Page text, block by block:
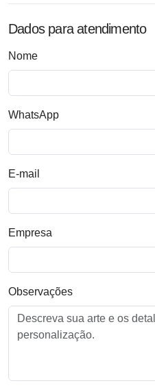
Dados para atendimento
Nome
WhatsApp
E-mail
Empresa
Observações